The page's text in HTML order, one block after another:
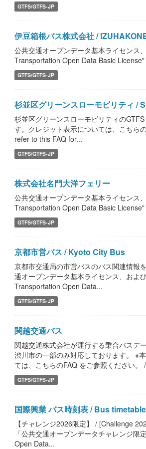
GTFS/GTFS-JP
伊豆箱根バス株式会社 /
公共交通オープンデータ基本ライセンス
Transportation Open Data Basic
GTFS/GTFS-JP
杉並区グリーンスローモビリティ
杉並区グリーンスローモビリティの
す。クレジット表示については、こちら
refer to this FAQ for...
GTFS/GTFS-JP
株式会社名門大洋フェリー
公共交通オープンデータ基本ライセンス
Transportation Open Data Basic
GTFS/GTFS-JP
京都市営バス / Kyoto City Bus
京都市交通局の市営バスのバス関連情報
通オープンデータ基本ライセンス、およ
Transportation Open Data...
GTFS/GTFS-JP
関越交通バス
関越交通株式会社が運行する乗合バスデ
渋川市の一部のみ対応しております。 ※
ては、こちらのFAQ をご参照ください
GTFS/GTFS-JP
国際興業 バス時刻表 / Bus
【チャレンジ2026限定】 / [Challenge
「公共交通オープンデータチャレンジ
Open Data...